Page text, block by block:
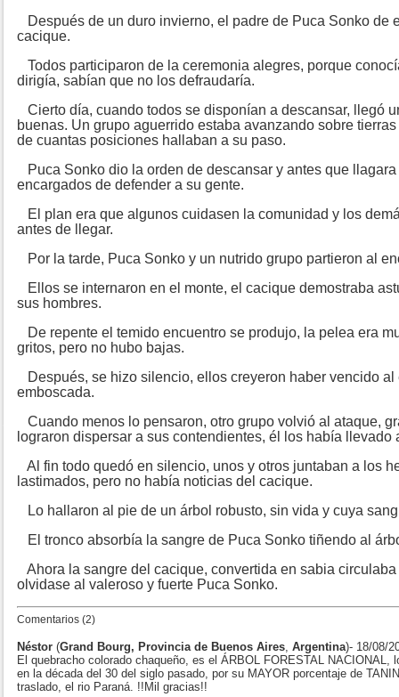
Después de un duro invierno, el padre de Puca Sonko de
cacique.
Todos participaron de la ceremonia alegres, porque
dirigía, sabían que no los defraudaría.
Cierto día, cuando todos se disponían a descansar, llegó
buenas. Un grupo aguerrido estaba avanzando sobre
de cuantas posiciones hallaban a su paso.
Puca Sonko dio la orden de descansar y antes que
encargados de defender a su gente.
El plan era que algunos cuidasen la comunidad y los
antes de llegar.
Por la tarde, Puca Sonko y un nutrido grupo partieron al
Ellos se internaron en el monte, el cacique demostraba
sus hombres.
De repente el temido encuentro se produjo, la pelea era
gritos, pero no hubo bajas.
Después, se hizo silencio, ellos creyeron haber vencido al
emboscada.
Cuando menos lo pensaron, otro grupo volvió al ataque,
lograron dispersar a sus contendientes, él los había llevado
Al fin todo quedó en silencio, unos y otros juntaban a los
lastimados, pero no había noticias del cacique.
Lo hallaron al pie de un árbol robusto, sin vida y cuya
El tronco absorbía la sangre de Puca Sonko tiñendo al
Ahora la sangre del cacique, convertida en sabia
olvidase al valeroso y fuerte Puca Sonko.
Comentarios (2)
Néstor (Grand Bourg, Provincia de Buenos Aires, Argentina)- 18/08/
El quebracho colorado chaqueño, es el ÁRBOL FORESTAL NACIONAL,
en la década del 30 del siglo pasado, por su MAYOR porcentaje de
traslado, el rio Paraná. !!Mil gracias!!